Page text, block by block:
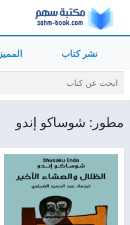
نشر كتاب المميز
مطور: شوساكو إندو